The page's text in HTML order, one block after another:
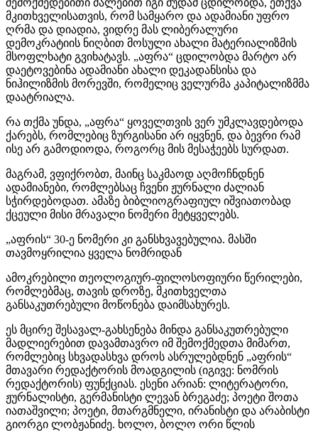
შემოქმედებითი ძალებით იგი მუდამ ცდილობდა, ეთქვა
მკითხველისათვის, რომ სამყარო და ადამიანი უფრო
ღრმა და დიადია, ვიდრე მას ლიბერალური
დემოკრატიის ნიღბით მოსული ახალი მატერიალიზმის
მსოფლხატი გვიხატავს. „აფრა“ ცდილობდა მარტო არ
დაეტოვებინა ადამიანი ახალი დეკადანსისა და
ნიჰილიზმის მორევში, რომელიც ველურმა კაპიტალიზმმა
დაატრიალა.
რა თქმა უნდა, „აფრა“ ყოველთვის ვერ უმკლავდებოდა
ქარებს, რომლებიც ზურგისანი არ იყვნენ, და ბევრი რამ
ისე არ გამოდიოდა, როგორც მის მესაჭეებს სურდათ.
მაგრამ, ვფიქრობთ, მაინც საკმაოდ აღმოჩნდნენ
ადამიანები, რომლებსაც ჩვენი ჟურნალი ძალიან
სჭირდებოდათ. ამაზე ბიბლიოგრაფიულ იშვიათობად
ქცეული მისი მრავალი ნომერი მეტყველებს.
„აფრის“ 30-ე ნომერი კი განსხვავებულია. მასში
თავმოყრილია ყველა ნომრიდან
ამოკრებილი თეოლოგიურ-ფილოსოფიური წერილები,
რომლებმაც, თავის დროზე, მკითხველთა
განსაკუთრებული მოწონება დაიმსახურეს.
ეს მცირე შესავალ-გახსენება მინდა განსაკუთრებული
მადლიერებით დავამთავრო იმ შემოქმედთა მიმართ,
რომლებიც სხვადასხვა დროს ასრულებდნენ „აფრის“
მთავარი რედაქტორის მოადგილის (იგივე: ნომრის
რედაქტორის) ფუნქციას. ესენი არიან: ლიტერატორი,
ჟურნალისტი, გერმანისტი ლევან ბრეგაძე; პოეტი შოთა
იათაშვილი; პოეტი, მთარგმნელი, ირანისტი და არაბისტი
გიორგი ლობჟანიძე. ხოლო, ბოლო ორი წლის